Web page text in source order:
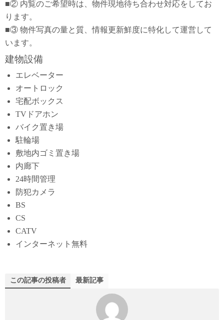
■② 内覧のご希望時は、物件現地待ち合わせ対応をしてお
ります。
■③ 物件写真の量と質、情報更新鮮度に特化して運営して
います。
建物設備
エレベーター
オートロック
宅配ボックス
TVドアホン
バイク置き場
駐輪場
敷地内ゴミ置き場
内廊下
24時間管理
防犯カメラ
BS
CS
CATV
インターネット無料
この記事の投稿者 最新記事